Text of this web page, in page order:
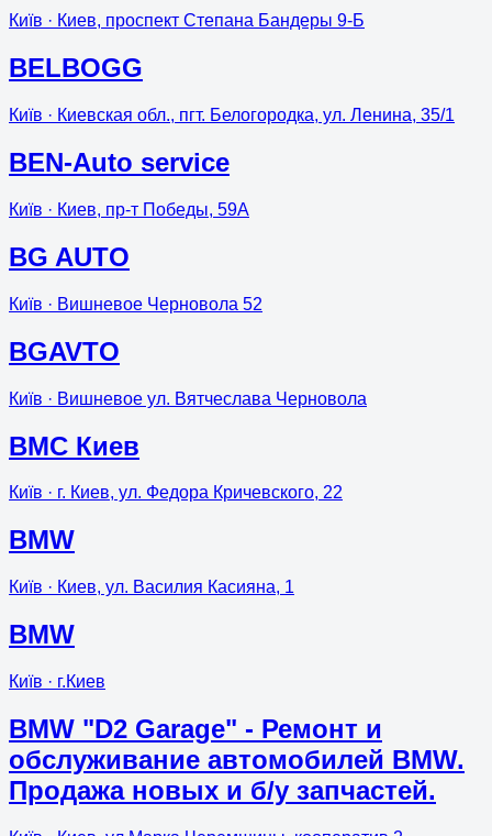
Київ · Киев, проспект Степана Бандеры 9-Б
BELBOGG
Київ · Киевская обл., пгт. Белогородка, ул. Ленина, 35/1
BEN-Auto service
Київ · Киев, пр-т Победы, 59А
BG AUTO
Київ · Вишневое Черновола 52
BGAVTO
Київ · Вишневое ул. Вятчеслава Черновола
BMC Киев
Київ · г. Киев, ул. Федора Кричевского, 22
BMW
Київ · Киев, ул. Василия Касияна, 1
BMW
Київ · г.Киев
BMW "D2 Garage" - Ремонт и
обслуживание автомобилей BMW.
Продажа новых и б/у запчастей.